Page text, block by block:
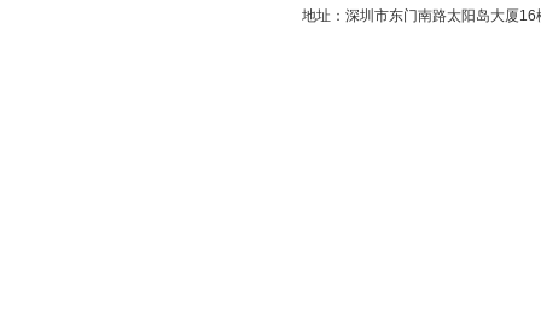
地址：深圳市东门南路太阳岛大厦